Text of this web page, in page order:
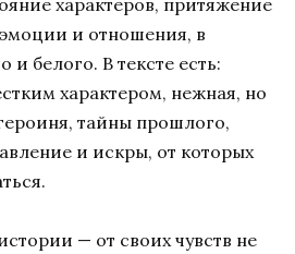
характеров, притяжение
и отношения, в
и белого. В тексте есть:
характером, нежная, но
тайны прошлого,
и искры, от которых
— от своих чувств не